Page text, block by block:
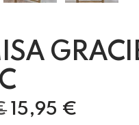
15,95 €